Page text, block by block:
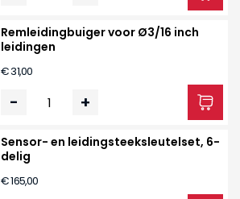
Remleidingbuiger voor Ø3/16 inch
leidingen
€ 31,00
- +
Sensor- en leidingsteeksleutelset, 6-
delig
€ 165,00